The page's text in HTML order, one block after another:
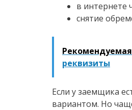
в интернете
снятие
реквизиты
Если у заемщика
вариантом. Но